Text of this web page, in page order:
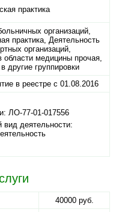
практика
организаций,
практика, Деятельность
организаций,
области медицины прочая,
другие группировки
в реестре с 01.08.2016
ЛО-77-01-017556
вид деятельности:
40000 руб.